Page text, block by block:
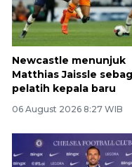
Newcastle menunjuk
Matthias Jaissle
pelatih kepala baru
06 August 2026 8:27 WIB